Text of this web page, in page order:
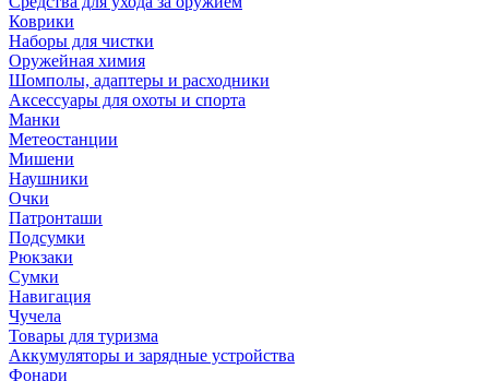
Коврики
Наборы для чистки
Оружейная химия
Шомполы, адаптеры и расходники
Аксессуары для охоты и спорта
Манки
Метеостанции
Мишени
Наушники
Очки
Патронташи
Подсумки
Рюкзаки
Сумки
Навигация
Чучела
Товары для туризма
Аккумуляторы и зарядные устройства
Фонари